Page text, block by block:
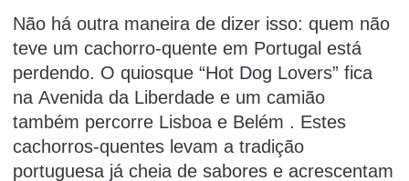
Não há outra maneira de dizer isso: quem não
teve um cachorro-quente em Portugal está
perdendo. O quiosque “Hot Dog Lovers” fica
na Avenida da Liberdade e um camião
também percorre Lisboa e Belém . Estes
cachorros-quentes levam a tradição
portuguesa já cheia de sabores e acrescentam